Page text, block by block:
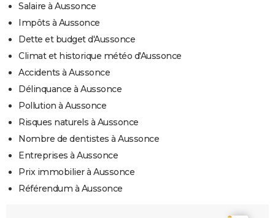
Salaire à Aussonce
Impôts à Aussonce
Dette et budget d'Aussonce
Climat et historique météo d'Aussonce
Accidents à Aussonce
Délinquance à Aussonce
Pollution à Aussonce
Risques naturels à Aussonce
Nombre de dentistes à Aussonce
Entreprises à Aussonce
Prix immobilier à Aussonce
Référendum à Aussonce